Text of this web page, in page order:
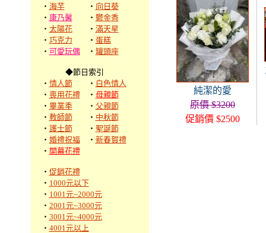
‧ 海芋 ‧ 向日葵
‧ 康乃馨 ‧ 鬱金香
‧ 太陽花 ‧ 滿天星
‧ 巧克力 ‧ 蛋糕
‧ 可愛玩偶 ‧ 罐頭座
◆節日索引
‧ 情人節 ‧ 白色情人
‧ 喪用花禮 ‧ 母親節
‧ 畢業季 ‧ 父親節
‧ 教師節 ‧ 中秋節
‧ 護士節 ‧ 聖誕節
‧ 婚禮祝福 ‧ 新春賀禮
‧ 開幕花禮
‧ 促銷花禮
‧ 1000元以下
‧ 1001元~2000元
‧ 2001元~3000元
‧ 3001元~4000元
‧ 4001元以上
純潔的愛
原價 $3200
促銷價 $2500